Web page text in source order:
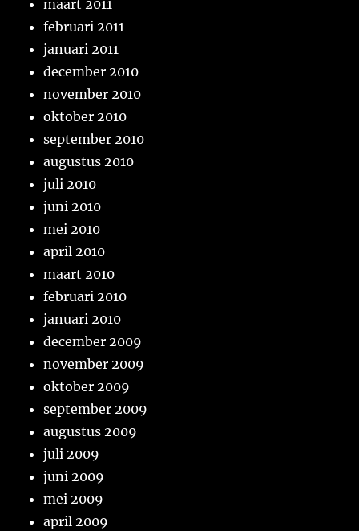
maart 2011
februari 2011
januari 2011
december 2010
november 2010
oktober 2010
september 2010
augustus 2010
juli 2010
juni 2010
mei 2010
april 2010
maart 2010
februari 2010
januari 2010
december 2009
november 2009
oktober 2009
september 2009
augustus 2009
juli 2009
juni 2009
mei 2009
april 2009